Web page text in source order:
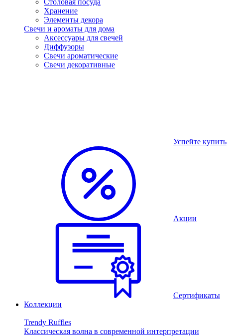
Столовая посуда
Хранение
Элементы декора
Свечи и ароматы для дома
Аксессуары для свечей
Диффузоры
Свечи ароматические
Свечи декоративные
Успейте купить
Акции
Сертификаты
Коллекции
Trendy Ruffles
Классическая волна в современной интерпретации